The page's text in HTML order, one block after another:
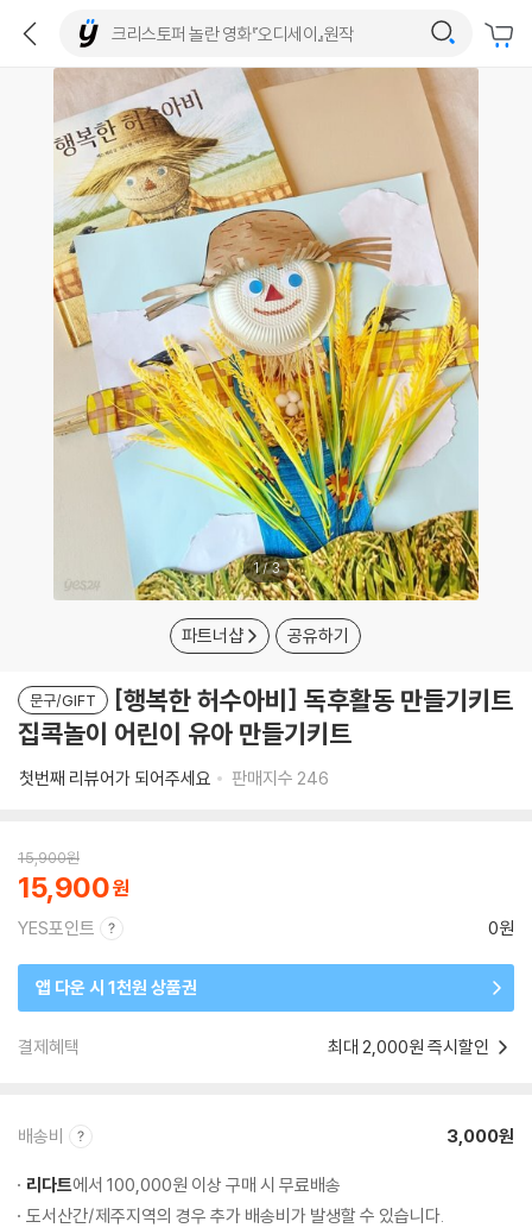
1/3
파트너샵 공유하기
문구/GIFT
[행복한 허수아비] 독후활동 만들기키트
집콕놀이 어린이 유아 만들기키트
첫번째 리뷰어가 되어주세요 판매지수 246
15,900원
15,900
YES포인트 0원
앱 다운 시 1천원 상품권
결제혜택 최대 2,000원 즉시할인
배송비 3,000원
리다트에서 100,000원 이상 구매 시 무료배송
도서산간/제주지역의 경우 추가 배송비가 발생할 수 있습니다.